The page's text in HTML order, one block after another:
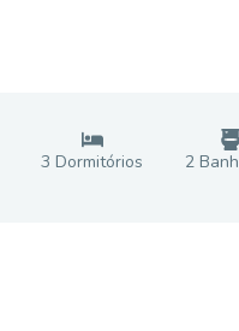
3 Dormitórios 2